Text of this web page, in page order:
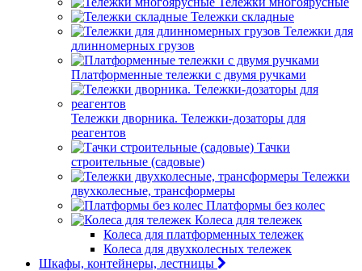
Тележки складные
Тележки для
длинномерных грузов
Платформенные тележки с двумя ручками
Тележки дворника. Тележки-дозаторы для
реагентов
Тачки
строительные (садовые)
Тележки
двухколесные, трансформеры
Платформы без колес
Колеса для тележек
Колеса для платформенных тележек
Колеса для двухколесных тележек
Шкафы, контейнеры, лестницы